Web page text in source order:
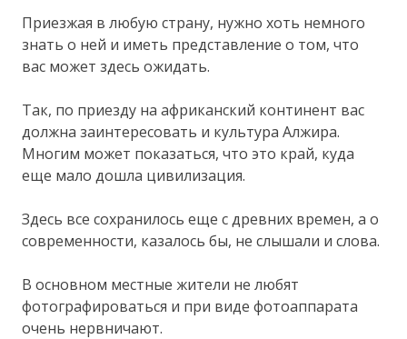
Приезжая в любую страну, нужно хоть немного
знать о ней и иметь представление о том, что
вас может здесь ожидать.
Так, по приезду на африканский континент вас
должна заинтересовать и культура Алжира.
Многим может показаться, что это край, куда
еще мало дошла цивилизация.
Здесь все сохранилось еще с древних времен, а о
современности, казалось бы, не слышали и слова.
В основном местные жители не любят
фотографироваться и при виде фотоаппарата
очень нервничают.